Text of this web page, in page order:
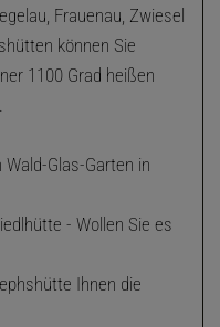
Frauenau, Zwiesel
können Sie
1100 Grad heißen
Glas-Garten in
- Wollen Sie es
Ihnen die